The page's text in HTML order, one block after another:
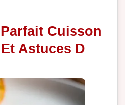
Cuisson
Astuces D